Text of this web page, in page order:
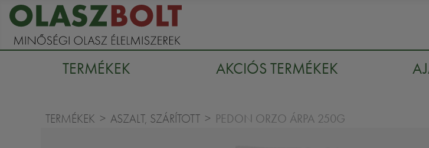
TERMÉKEK AKCIÓS TERMÉKEK
TERMÉKEK ASZALT, SZÁRÍTOTT PEDON ORZO ÁRPA 250G